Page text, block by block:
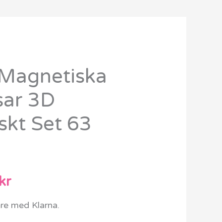
3D
Set 63
kr
Det
nuvarande
priset
1099 kr.
med Klarna.